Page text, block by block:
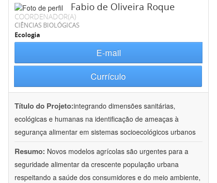
Fabio de Oliveira Roque
COORDENADOR(A)
CIÊNCIAS BIOLÓGICAS
Ecologia
E-mail
Currículo
Título do Projeto:integrando dimensões sanitárias,
ecológicas e humanas na identificação de ameaças à
segurança alimentar em sistemas socioecológicos urbanos
Resumo: Novos modelos agrícolas são urgentes para a
seguridade alimentar da crescente população urbana
respeitando a saúde dos consumidores e do meio ambiente,